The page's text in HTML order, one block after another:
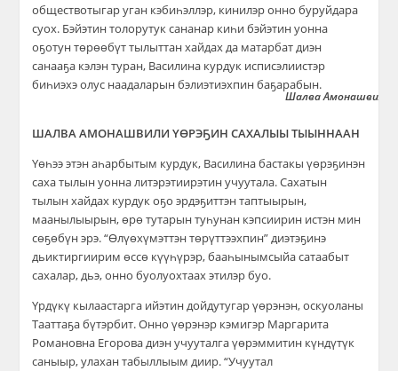
обществотыгар уган кэбиһэллэр, кинилэр онно буруйдара
суох. Бэйэтин толорутук сананар киһи бэйэтин уонна
оҕотун төрөөбүт тылыттан хайдах да матарбат диэн
санааҕа кэлэн туран, Василина курдук исписэлиистэр
биһиэхэ олус наадаларын бэлиэтиэхпин баҕарабын.
Шалва Амонашвили
ШАЛВА АМОНАШВИЛИ ҮӨРЭҔИН САХАЛЫЫ ТЫЫННААН
Үөһээ этэн аһарбытым курдук, Василина бастакы үөрэҕинэн
саха тылын уонна литэрэтиирэтин учуутала. Сахатын
тылын хайдах курдук оҕо эрдэҕиттэн таптыырын,
маанылыырын, өрө тутарын туһунан кэпсиирин истэн мин
сөҕөбүн эрэ. “Өлүөхүмэттэн төрүттээхпин” диэтэҕинэ
дьиктиргиирим өссө күүһүрэр, бааһынымсыйа сатаабыт
сахалар, дьэ, онно буолуохтаах этилэр буо.
Үрдүкү кылаастарга ийэтин дойдутугар үөрэнэн, оскуоланы
Тааттаҕа бүтэрбит. Онно үөрэнэр кэмигэр Маргарита
Романовна Егорова диэн учууталга үөрэммитин күндүтүк
саныыр, улахан табыллыым диир. “Учуутал